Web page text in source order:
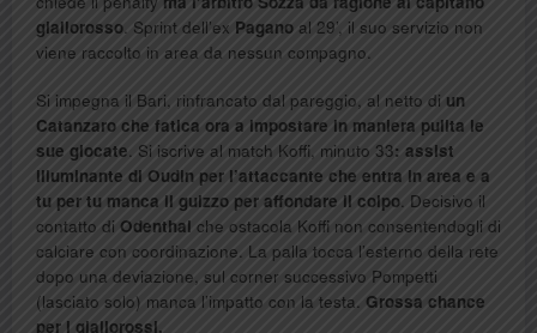
giallorosso. Sprint dell’ex Pagano al 29’, il suo servizio non
viene raccolto in area da nessun compagno.
Si impegna il Bari, rinfrancato dal pareggio, al netto di un
Catanzaro che fatica ora a impostare in maniera pulita le
sue giocate. Si iscrive al match Koffi, minuto 33: assist
illuminante di Oudin per l’attaccante che entra in area e a
tu per tu manca il guizzo per affondare il colpo. Decisivo il
contatto di Odenthal che ostacola Koffi non consentendogli di
calciare con coordinazione. La palla tocca l’esterno della rete
dopo una deviazione, sul corner successivo Pompetti
(lasciato solo) manca l’impatto con la testa. Grossa chance
per i giallorossi.